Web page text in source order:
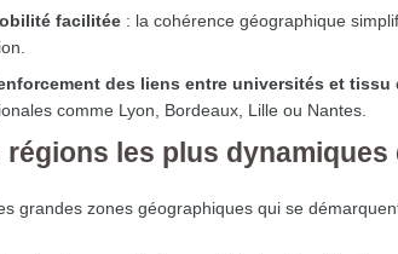
facilitée : la cohérence géographique
des liens entre universités et tissu
comme Lyon, Bordeaux, Lille ou Nantes.
régions les plus dynamiques
grandes zones géographiques qui se